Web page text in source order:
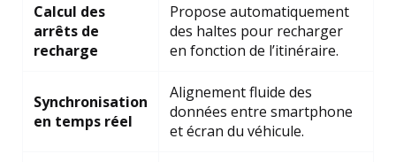
Calcul des
arrêts de
recharge
Propose automatiquement
des haltes pour recharger
en fonction de l’itinéraire.
Synchronisation
en temps réel
Alignement fluide des
données entre smartphone
et écran du véhicule.